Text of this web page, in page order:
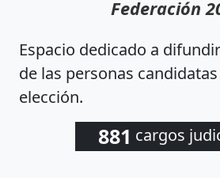
Federación
Espacio dedicado a
de las personas
elección.
881 cargos